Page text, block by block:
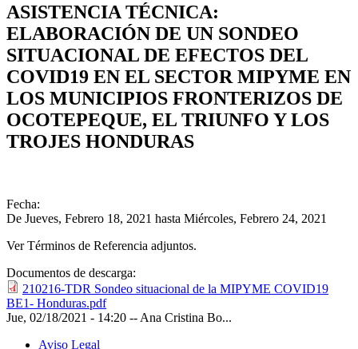
ASISTENCIA TÉCNICA:
ELABORACIÓN DE UN SONDEO
SITUACIONAL DE EFECTOS DEL
COVID19 EN EL SECTOR MIPYME EN
LOS MUNICIPIOS FRONTERIZOS DE
OCOTEPEQUE, EL TRIUNFO Y LOS
TROJES HONDURAS
Fecha:
De Jueves, Febrero 18, 2021 hasta Miércoles, Febrero 24, 2021
Ver Términos de Referencia adjuntos.
Documentos de descarga:
210216-TDR Sondeo situacional de la MIPYME COVID19
BE1- Honduras.pdf
Jue, 02/18/2021 - 14:20 -- Ana Cristina Bo...
Aviso Legal